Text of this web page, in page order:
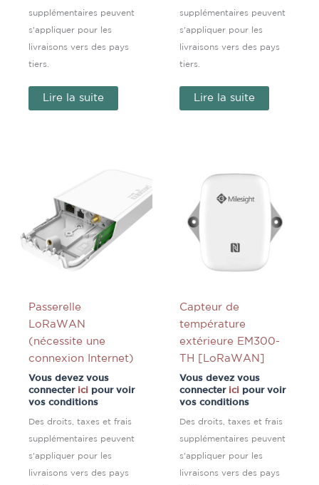
supplémentaires peuvent
s'appliquer pour les
livraisons vers des pays
tiers.
Lire la suite
supplémentaires peuvent
s'appliquer pour les
livraisons vers des pays
tiers.
Lire la suite
Passerelle
LoRaWAN
(nécessite une
connexion Internet)
Vous devez vous
connecter ici pour voir
vos conditions
Des droits, taxes et frais
supplémentaires peuvent
s'appliquer pour les
livraisons vers des pays
Capteur de
température
extérieure EM300-
TH [LoRaWAN]
Vous devez vous
connecter ici pour voir
vos conditions
Des droits, taxes et frais
supplémentaires peuvent
s'appliquer pour les
livraisons vers des pays